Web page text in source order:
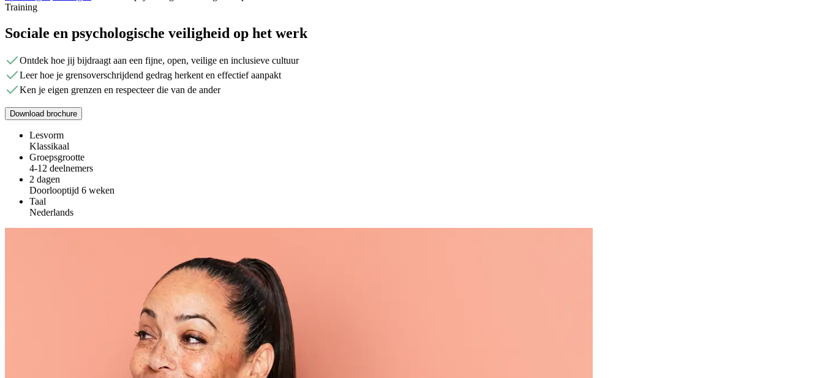
Training
Sociale en psychologische veiligheid op het werk
Ontdek hoe jij bijdraagt aan een fijne, open, veilige en inclusieve cultuur
Leer hoe je grensoverschrijdend gedrag herkent en effectief aanpakt
Ken je eigen grenzen en respecteer die van de ander
Download brochure
Lesvorm
Klassikaal
Groepsgrootte
4-12 deelnemers
2 dagen
Doorlooptijd 6 weken
Taal
Nederlands